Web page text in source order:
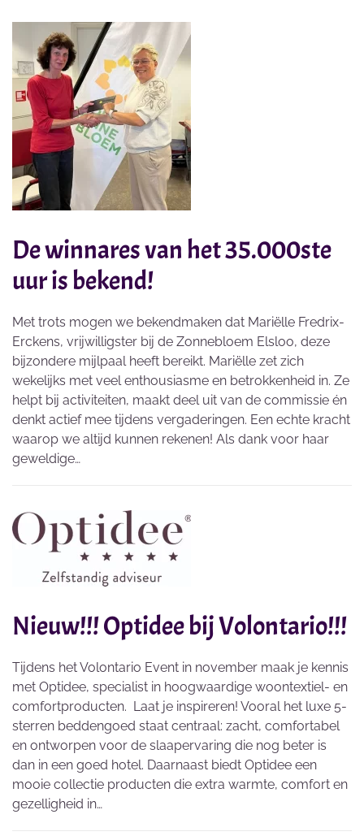
De winnares van het 35.000ste
uur is bekend!
Met trots mogen we bekendmaken dat Mariëlle Fredrix-
Erckens, vrijwilligster bij de Zonnebloem Elsloo, deze
bijzondere mijlpaal heeft bereikt. Mariëlle zet zich
wekelijks met veel enthousiasme en betrokkenheid in. Ze
helpt bij activiteiten, maakt deel uit van de commissie én
denkt actief mee tijdens vergaderingen. Een echte kracht
waarop we altijd kunnen rekenen! Als dank voor haar
geweldige…
Nieuw!!! Optidee bij Volontario!!!
Tijdens het Volontario Event in november maak je kennis
met Optidee, specialist in hoogwaardige woontextiel- en
comfortproducten. Laat je inspireren! Vooral het luxe 5-
sterren beddengoed staat centraal: zacht, comfortabel
en ontworpen voor de slaapervaring die nog beter is
dan in een goed hotel. Daarnaast biedt Optidee een
mooie collectie producten die extra warmte, comfort en
gezelligheid in…